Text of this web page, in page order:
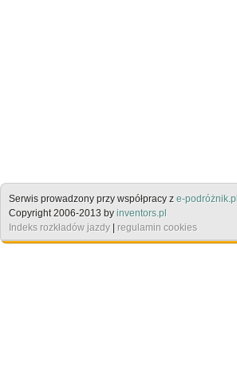
Serwis prowadzony przy współpracy z e-podróżnik.pl
Copyright 2006-2013 by inventors.pl
Indeks rozkładów jazdy
regulamin cookies